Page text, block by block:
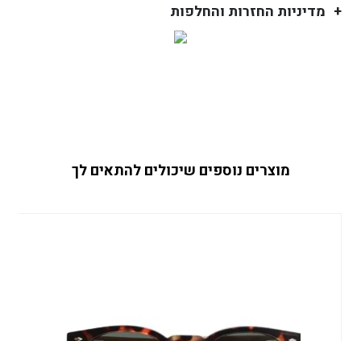
מדיניות החזרות והחלפות
מוצרים נוספים שיכולים להתאים לך